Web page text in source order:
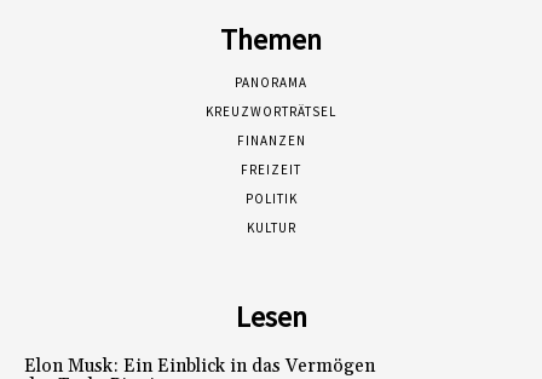
Themen
PANORAMA
KREUZWORTRÄTSEL
FINANZEN
FREIZEIT
POLITIK
KULTUR
Lesen
Elon Musk: Ein Einblick in das Vermögen